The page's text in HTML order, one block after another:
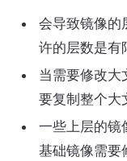
会导致镜像的
许的层数是有
当需要修改大
要复制整个大
一些上层的镜
基础镜像需要